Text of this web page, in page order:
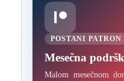
POSTANI PATRON
Mesečna
Malom mesečnom